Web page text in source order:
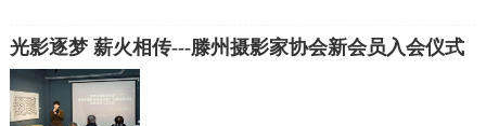
光影逐梦 薪火相传---滕州摄影家协会新会员入会仪式
暨交流活动举行